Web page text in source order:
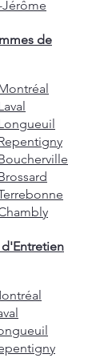
Jérôme
de
d'Entretien